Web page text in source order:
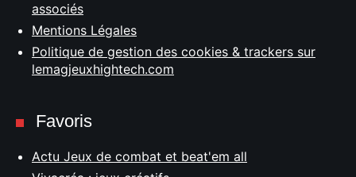
associés
Mentions Légales
Politique de gestion des cookies & trackers sur
lemagjeuxhightech.com
Favoris
Actu Jeux de combat et beat'em all